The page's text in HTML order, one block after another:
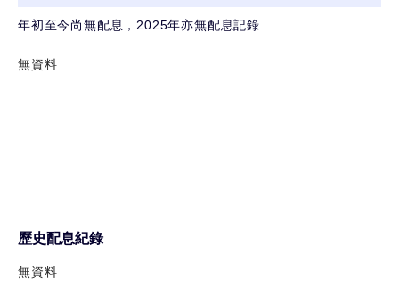
年初至今尚無配息，2025年亦無配息記錄
無資料
歷史配息紀錄
無資料